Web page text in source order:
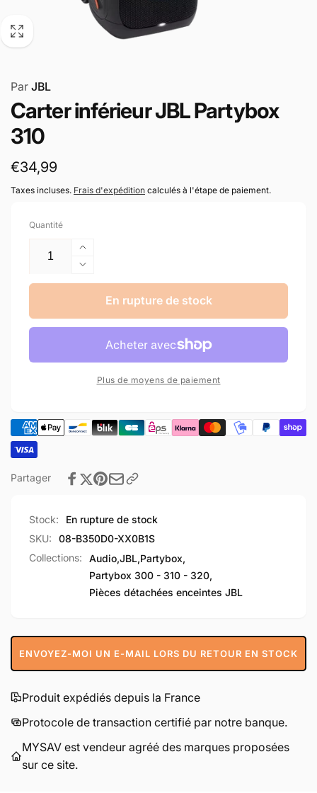
Par JBL
Carter inférieur JBL Partybox
310
Prix
habituel
€34,99
Taxes incluses. Frais d'expédition calculés à l'étape de paiement.
Quantité
Augmenter
la
quantité
inférieur
Réduire
la
quantité
de
Carter
inférieur
JBL
Partybox
En rupture de stock
Plus de moyens de paiement
Partager
Stock:
En rupture de stock
SKU:
08-B350D0-XX0B1S
Collections:
Audio,JBL,Partybox,
Partybox 300 - 310 - 320,
Pièces détachées enceintes JBL
ENVOYEZ-MOI UN E-MAIL LORS DU RETOUR EN STOCK
Produit expédiés depuis la France
Protocole de transaction certifié par notre banque.
MYSAV est vendeur agréé des marques proposées
sur ce site.